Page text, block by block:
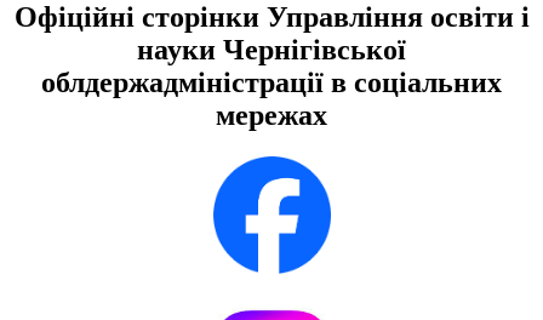
Офіційні сторінки Управління освіти і
науки Чернігівської
облдержадміністрації в соціальних
мережах